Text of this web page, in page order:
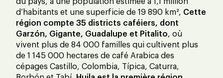
d’habitants et une superficie de 19 890 km², Cette
région compte 35 districts caféiers, dont
Garzón, Gigante, Guadalupe et Pitalito, où
vivent plus de 84 000 familles qui cultivent plus
de 1 145 000 hectares de café Arabica des
cépages Castillo, Colombia, Típica, Caturra,